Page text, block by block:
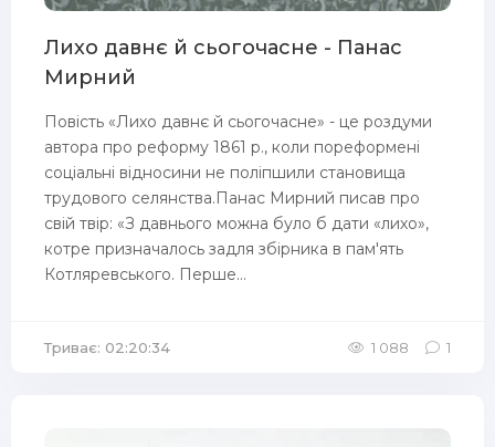
Лихо давнє й сьогочасне - Панас
Мирний
Повість «Лихо давнє й сьогочасне» - це роздуми
автора про реформу 1861 р., коли пореформені
соціальні відносини не поліпшили становища
трудового селянства.Панас Мирний писав про
свій твір: «З давнього можна було б дати «лихо»,
котре призначалось задля збірника в пам'ять
Котляревського. Перше...
Триває: 02:20:34 1 088 1